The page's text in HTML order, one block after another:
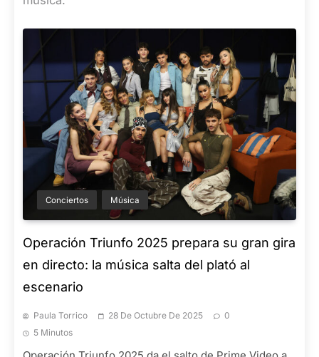
Conciertos Música
Operación Triunfo 2025 prepara su gran gira
en directo: la música salta del plató al
escenario
Paula Torrico 28 De Octubre De 2025
0
5 Minutos